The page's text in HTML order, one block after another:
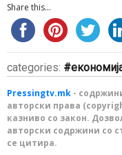
Share this...
categories:
Pressingtv.mk -
авторски права
казниво со закон.
авторски содржини со
се цитира.